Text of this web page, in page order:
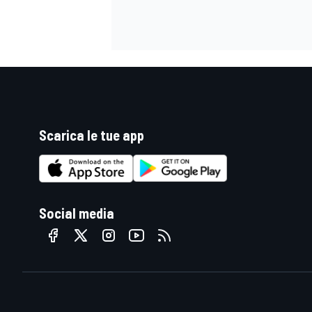
Scarica le tue app
Social media